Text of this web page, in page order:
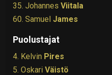
35. JohannesViitala
60. Samuel James
Puolustajat
4. Kelvin Pires
5. OskariVäistö